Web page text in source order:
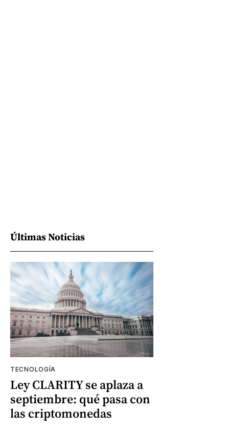
Últimas Noticias
TECNOLOGÍA
Ley CLARITY se aplaza a
septiembre: qué pasa con
las criptomonedas